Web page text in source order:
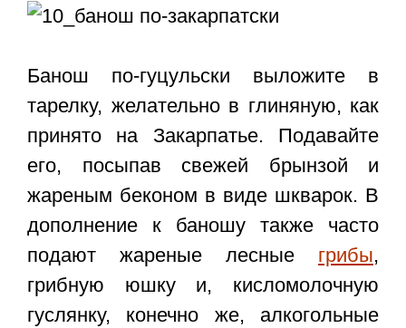
Банош по-гуцульски выложите в
тарелку, желательно в глиняную, как
принято на Закарпатье. Подавайте
его, посыпав свежей брынзой и
жареным беконом в виде шкварок. В
дополнение к баношу также часто
подают жареные лесные грибы,
грибную юшку и, кисломолочную
гуслянку, конечно же, алкогольные